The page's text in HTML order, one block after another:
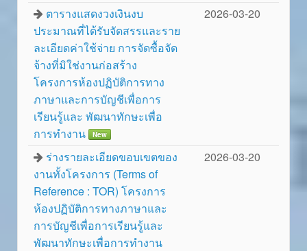
ตารางแสดงวงเงินงบ
ประมาณที่ได้รับจัดสรรและราย
ละเอียดค่าใช้จ่าย การจัดซื้อจัด
จ้างที่มิใช่งานก่อสร้าง
โครงการห้องปฏิบัติการทาง
ภาษาและการบัญชีเพื่อการ
เรียนรู้และ พัฒนาทักษะเพื่อ
การทำงาน
New
2026-03-20
ร่างรายละเอียดขอบเขตของ
งานทั้งโครงการ (Terms of
Reference : TOR) โครงการ
ห้องปฏิบัติการทางภาษาและ
การบัญชีเพื่อการเรียนรู้และ
พัฒนาทักษะเพื่อการทำงาน
2026-03-20